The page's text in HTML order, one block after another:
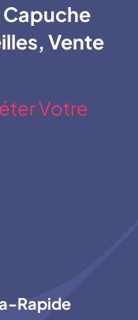
Vente
Votre
Rapide